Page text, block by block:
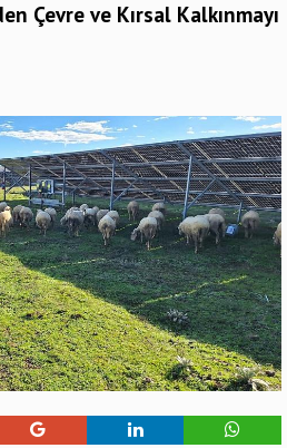
Çevre ve Kırsal Kalkınmayı